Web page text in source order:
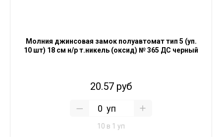
Молния джинсовая замок полуавтомат тип 5 (уп.
10 шт) 18 см н/р т.никель (оксид) № 365 ДС черный
20.57 руб
уп
10 в 1 уп